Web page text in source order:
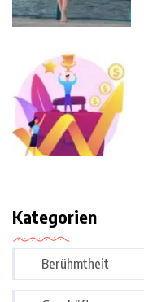
Kategorien
Berühmtheit